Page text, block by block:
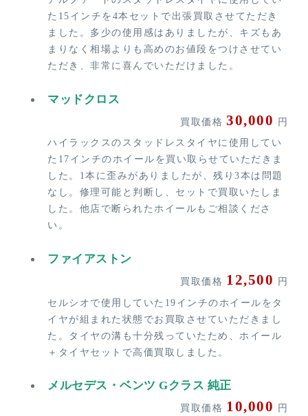
た15インチを4本セットで出張買取させてただき
ました。多少の使用感はありましたが、キズもあ
まりなく相場よりも高めのお値段をつけさせてい
ただき、非常に喜んでいただけました。
マッドクロス
買取価格 30,000 円
ハイラックスのスタッドレスタイヤに使用してい
た17インチのホイールを買い取らせていただきま
した。1本に歪みがありましたが、残り3本は問題
なし。修理可能と判断し、セットで買取いたしま
した。他店で断られたホイールもご相談くださ
い。
ファイアストン
買取価格 12,500 円
セルシオで使用していた19インチのホイールをタ
イヤが組まれた状態でお買取させていただきまし
た。タイヤの溝も十分残っていたため、ホイール
＋タイヤセットで高価買取しました。
メルセデス・ベンツ Gクラス 純正
買取価格 10,000 円